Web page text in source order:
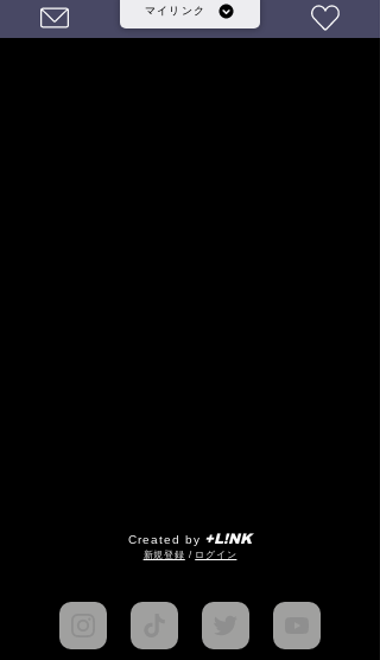
マイリンク
Created by +L!NK
​新規登録 / ログイン